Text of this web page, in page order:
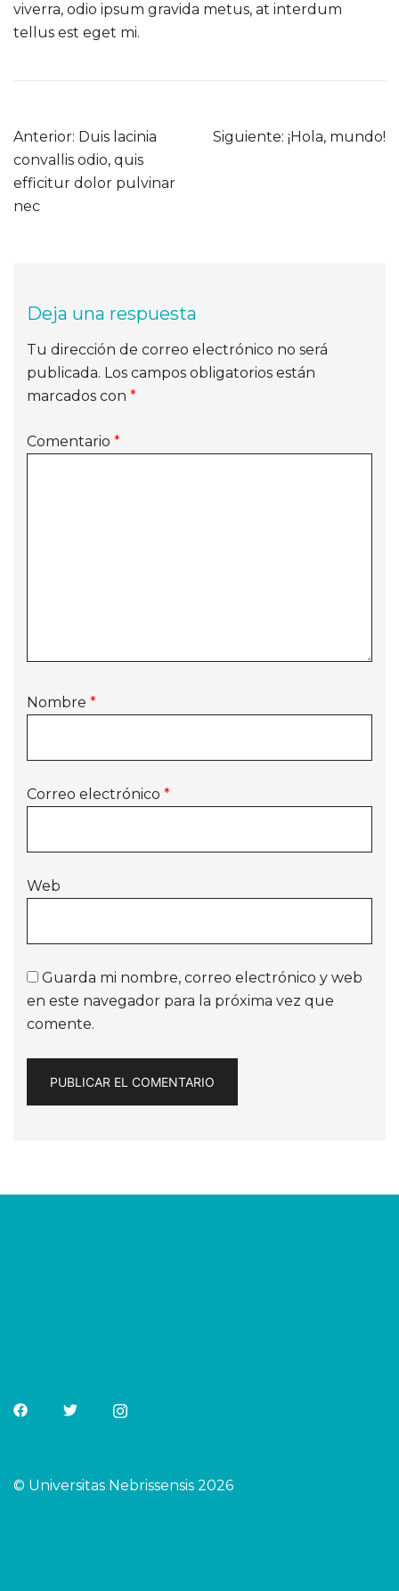
viverra, odio ipsum gravida metus, at interdum
tellus est eget mi.
Navegación
de
entradas
Anterior: Duis lacinia
convallis odio, quis
efficitur dolor pulvinar
nec
Siguiente: ¡Hola, mundo!
Deja una respuesta
Tu dirección de correo electrónico no será
publicada. Los campos obligatorios están
marcados con *
Comentario *
Nombre *
Correo electrónico *
Web
Guarda mi nombre, correo electrónico y web
en este navegador para la próxima vez que
comente.
© Universitas Nebrissensis 2026